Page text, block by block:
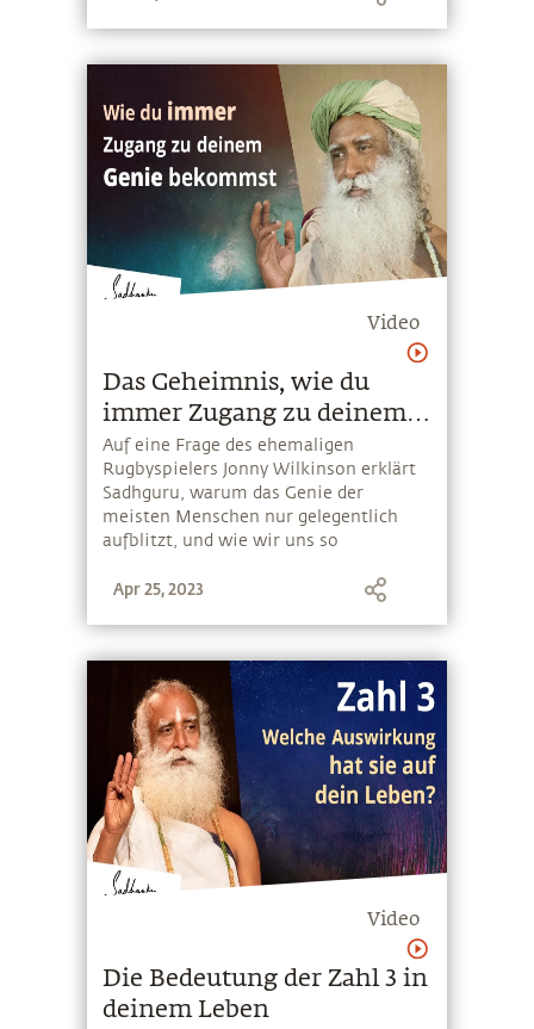
Video
Das Geheimnis, wie du
immer Zugang zu deinem
Genie bekommst
Auf eine Frage des ehemaligen
Rugbyspielers Jonny Wilkinson erklärt
Sadhguru, warum das Genie der
meisten Menschen nur gelegentlich
aufblitzt, und wie wir uns so
ständig aufleuchtet
Apr 25, 2023
Video
Die Bedeutung der Zahl 3 in
deinem Leben